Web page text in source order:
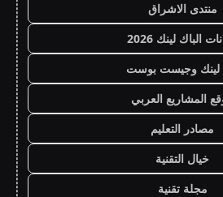
منتدى الاشراق
الباك لينك 2026
لينك وجيست بوست
المشاريع العربي
مصادر التعليم
خيال التقنية
مجلة تقنية